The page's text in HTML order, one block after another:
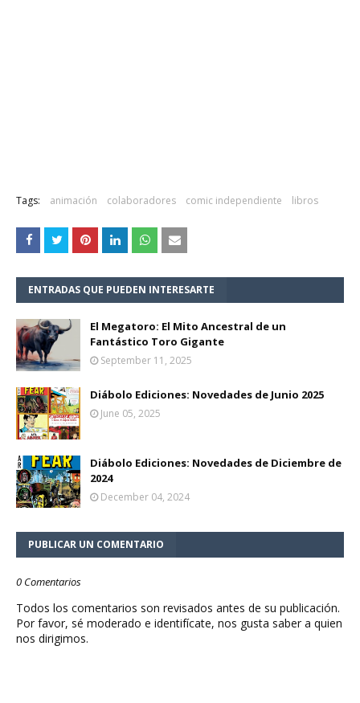
Tags: animación colaboradores comic independiente libros
ENTRADAS QUE PUEDEN INTERESARTE
El Megatoro: El Mito Ancestral de un
Fantástico Toro Gigante
September 11, 2025
Diábolo Ediciones: Novedades de Junio 2025
June 05, 2025
Diábolo Ediciones: Novedades de Diciembre de
2024
December 04, 2024
PUBLICAR UN COMENTARIO
0 Comentarios
Todos los comentarios son revisados antes de su publicación.
Por favor, sé moderado e identifícate, nos gusta saber a quien
nos dirigimos.